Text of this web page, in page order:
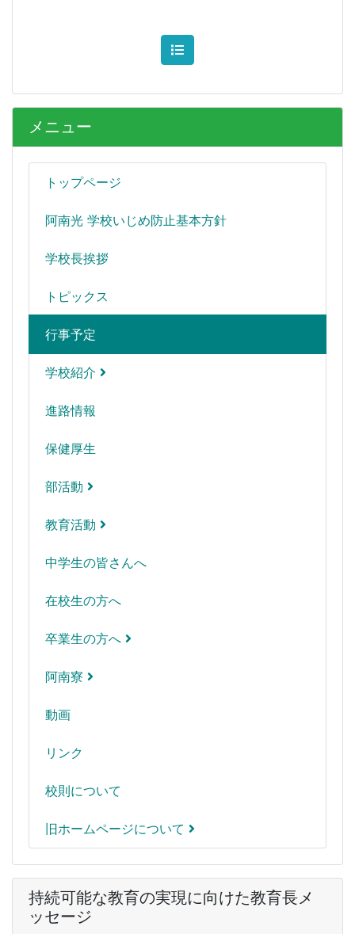
メニュー
トップページ
阿南光 学校いじめ防止基本方針
学校長挨拶
トピックス
行事予定
学校紹介
進路情報
保健厚生
部活動
教育活動
中学生の皆さんへ
在校生の方へ
卒業生の方へ
阿南寮
動画
リンク
校則について
旧ホームページについて
持続可能な教育の実現に向けた教育長メ
ッセージ